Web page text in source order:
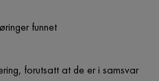
funnet
forutsatt at de er i samsvar